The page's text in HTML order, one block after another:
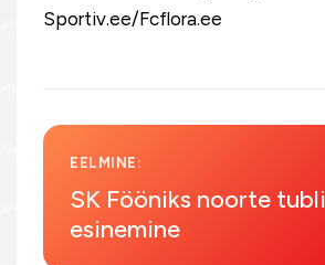
Sportiv.ee/Fcflora.ee
EELMINE:
SK Fööniks noorte tubli
esinemine